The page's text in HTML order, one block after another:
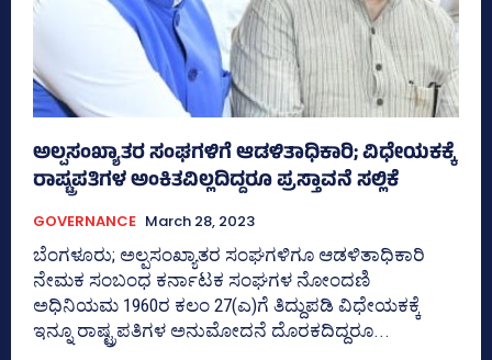
ಅಲ್ಪಸಂಖ್ಯಾತರ ಸಂಘಗಳಿಗೆ ಆಡಳಿತಾಧಿಕಾರಿ; ವಿಧೇಯಕಕ್ಕೆ
ರಾಷ್ಟ್ರಪತಿಗಳ ಅಂಕಿತವಿಲ್ಲದಿದ್ದರೂ ಪ್ರಸ್ತಾವನೆ ಸಲ್ಲಿಕೆ
GOVERNANCE March 28, 2023
ಬೆಂಗಳೂರು; ಅಲ್ಪಸಂಖ್ಯಾತರ ಸಂಘಗಳಿಗೂ ಆಡಳಿತಾಧಿಕಾರಿ
ನೇಮಕ ಸಂಬಂಧ ಕರ್ನಾಟಕ ಸಂಘಗಳ ನೋಂದಣಿ
ಅಧಿನಿಯಮ 1960ರ ಕಲಂ 27(ಎ)ಗೆ ತಿದ್ದುಪಡಿ ವಿಧೇಯಕಕ್ಕೆ
ಇನ್ನೂ ರಾಷ್ಟ್ರಪತಿಗಳ ಅನುಮೋದನೆ ದೊರಕದಿದ್ದರೂ...